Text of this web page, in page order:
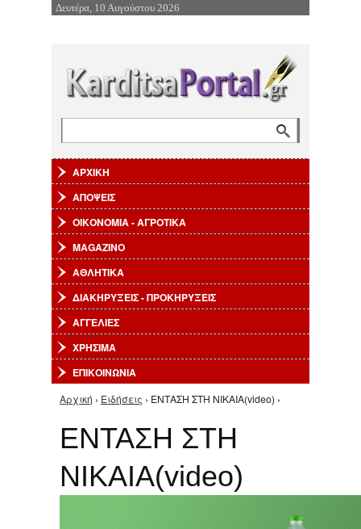
Επιστροφή στην Πλοήγηση
Δευτέρα, 10 Αυγούστου 2026
ΑΡΧΙΚΗ
ΑΠΟΨΕΙΣ
ΟΙΚΟΝΟΜΙΑ - ΑΓΡΟΤΙΚΑ
MAGAZINO
ΑΘΛΗΤΙΚΑ
ΔΙΑΚΗΡΥΞΕΙΣ - ΠΡΟΚΗΡΥΞΕΙΣ
ΑΓΓΕΛΙΕΣ
ΧΡΗΣΙΜΑ
ΕΠΙΚΟΙΝΩΝΙΑ
Είστε εδώ
Αρχική › Ειδήσεις › ΕΝΤΑΣΗ ΣΤΗ ΝΙΚΑΙΑ(video) ›
ΕΝΤΑΣΗ ΣΤΗ
ΝΙΚΑΙΑ(video)